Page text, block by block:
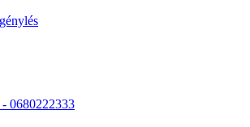
0680222333